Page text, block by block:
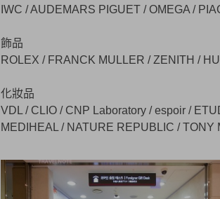
IWC / AUDEMARS PIGUET / OMEGA /
飾品
ROLEX / FRANCK MULLER / ZENITH /
化妝品
VDL / CLIO / CNP Laboratory / espoir /
MEDIHEAL / NATURE REPUBLIC / TONY